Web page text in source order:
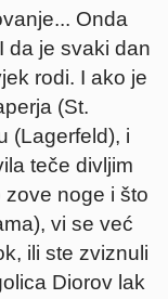
Onda
da je svaki dan
rodi. I ako je
(St.
(Lagerfeld), i
teče divljim
noge i što
vi se već
ili ste zviznuli
Diorov lak